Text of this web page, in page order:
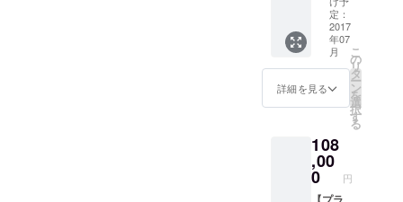
ト2000
円分 ・
お礼の
手紙
ご招待
（お好
きなイ
ベント
にお申
込み頂
別） ・
MEGAS
TOPPE
R DOMI
ドサ
ポー
ターラ
イセン
ス
来店
時、同
伴者全
ンドリ
ンク
サービ
ス
定：
2017
年07
月
詳細を見る
こ
の
リ
タ
ー
ン
を
選
択
す
る
108
,00
0 円